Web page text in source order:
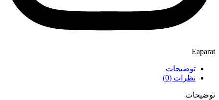
Eaparat
توضیحات
نظرات (0)
توضیحات